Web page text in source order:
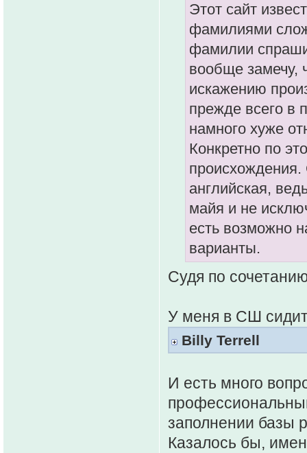
Этот сайт
фамилиями
фамилии
вообще замечу,
искажению
прежде всего в
намного хуже
Конкретно по
происхождения.
английская,
майя и не
есть возможно
варианты.
Судя по
У меня в СШ сидит
Billy Terrell
И есть много
заполнении базы
Казалось бы,